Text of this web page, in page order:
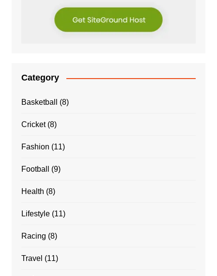
Category
Basketball (8)
Cricket(8)
Fashion (11)
Football (9)
Health (8)
Lifestyle(11)
Racing (8)
Travel (11)